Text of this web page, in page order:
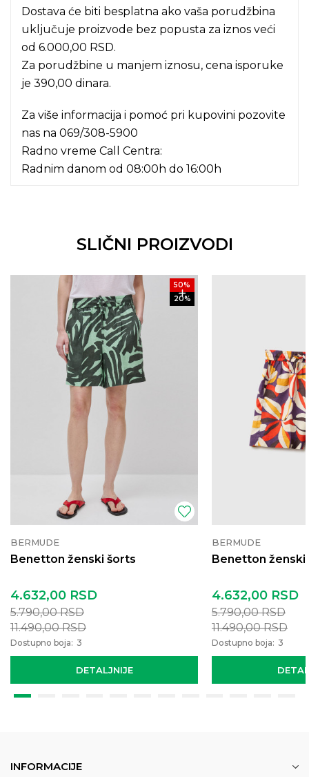
Dostava će biti besplatna ako vaša porudžbina
uključuje proizvode bez popusta za iznos veći
od 6.000,00 RSD.
Za porudžbine u manjem iznosu, cena isporuke
je 390,00 dinara.
Za više informacija i pomoć pri kupovini pozovite
nas na 069/308-5900
Radno vreme Call Centra:
Radnim danom od 08:00h do 16:00h
SLIČNI PROIZVODI
50%
20%
BERMUDE
Benetton ženski šorts
DETALJNIJE
4.632,00 RSD
5.790,00RSD
11.490,00RSD
Dostupno boja: 3
BERMUDE
Benetton ženski
4.632,00 RSD
5.790,00RSD
11.490,00RSD
Dostupno boja: 3
INFORMACIJE